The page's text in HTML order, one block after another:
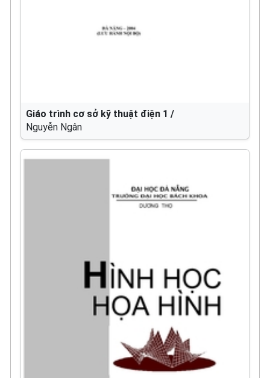
Giáo trình cơ sở kỹ thuật điện 1 /
Nguyễn Ngân